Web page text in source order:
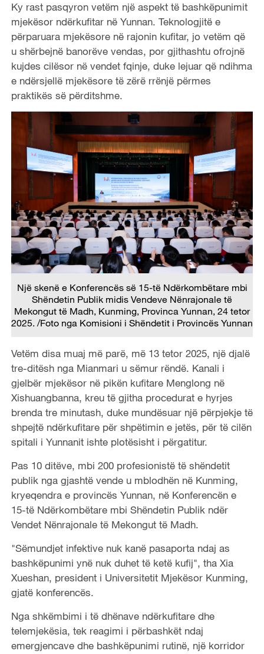
Ky rast pasqyron vetëm një aspekt të bashkëpunimit
mjekësor ndërkufitar në Yunnan. Teknologjitë e
përparuara mjekësore në rajonin kufitar, jo vetëm që
u shërbejnë banorëve vendas, por gjithashtu ofrojnë
kujdes cilësor në vendet fqinje, duke lejuar që ndihma
e ndërsjellë mjekësore të zërë rrënjë përmes
praktikës së përditshme.
Një skenë e Konferencës së 15-të Ndërkombëtare mbi
Shëndetin Publik midis Vendeve Nënrajonale të
Mekongut të Madh, Kunming, Provinca Yunnan, 24 tetor
2025. /Foto nga Komisioni i Shëndetit i Provincës Yunnan
Vetëm disa muaj më parë, më 13 tetor 2025, një djalë
tre-ditësh nga Mianmari u sëmur rëndë. Kanali i
gjelbër mjekësor në pikën kufitare Menglong në
Xishuangbanna, kreu të gjitha procedurat e hyrjes
brenda tre minutash, duke mundësuar një përpjekje të
shpejtë ndërkufitare për shpëtimin e jetës, për të cilën
spitali i Yunnanit ishte plotësisht i përgatitur.
Pas 10 ditëve, mbi 200 profesionistë të shëndetit
publik nga gjashtë vende u mblodhën në Kunming,
kryeqendra e provincës Yunnan, në Konferencën e
15-të Ndërkombëtare mbi Shëndetin Publik ndër
Vendet Nënrajonale të Mekongut të Madh.
"Sëmundjet infektive nuk kanë pasaporta ndaj as
bashkëpunimi ynë nuk duhet të ketë kufij", tha Xia
Xueshan, president i Universitetit Mjekësor Kunming,
gjatë konferencës.
Nga shkëmbimi i të dhënave ndërkufitare dhe
telemjekësia, tek reagimi i përbashkët ndaj
emergjencave dhe bashkëpunimi rutinë, një korridor